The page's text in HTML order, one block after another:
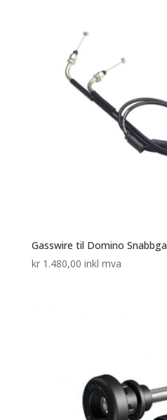
Gasswire til Domino
kr1.480,00 inkl mva